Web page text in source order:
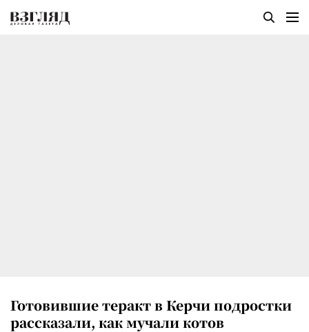
Готовившие теракт в Керчи подростки
рассказали, как мучали котов